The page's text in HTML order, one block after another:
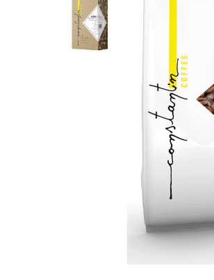
Dezvoltare Spirituala
KidConnection